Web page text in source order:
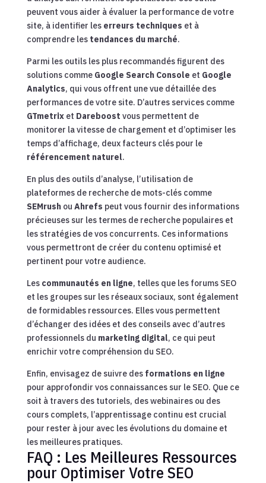
peuvent vous aider à évaluer la performance de votre
site, à identifier les erreurs techniques et à
comprendre les tendances du marché.
Parmi les outils les plus recommandés figurent des
solutions comme Google Search Console et Google
Analytics, qui vous offrent une vue détaillée des
performances de votre site. D’autres services comme
GTmetrixet Dareboost vous permettent de
monitorer la vitesse de chargement et d’optimiser les
temps d’affichage, deux facteurs clés pour le
référencement naturel.
En plus des outils d’analyse, l’utilisation de
plateformes de recherche de mots-clés comme
SEMrushou Ahrefs peut vous fournir des informations
précieuses sur les termes de recherche populaires et
les stratégies de vos concurrents. Ces informations
vous permettront de créer du contenu optimisé et
pertinent pour votre audience.
Les communautés en ligne, telles que les forums SEO
et les groupes sur les réseaux sociaux, sont également
de formidables ressources. Elles vous permettent
d’échanger des idées et des conseils avec d’autres
professionnels du marketing digital, ce qui peut
enrichir votre compréhension du SEO.
Enfin, envisagez de suivre des formations en ligne
pour approfondir vos connaissances sur le SEO. Que ce
soit à travers des tutoriels, des webinaires ou des
cours complets, l’apprentissage continu est crucial
pour rester à jour avec les évolutions du domaine et
les meilleures pratiques.
FAQ : Les Meilleures Ressources
pour Optimiser Votre SEO